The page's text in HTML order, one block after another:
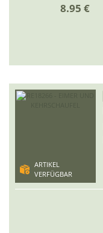
8.95 €
ARTIKEL
VERFÜGBAR